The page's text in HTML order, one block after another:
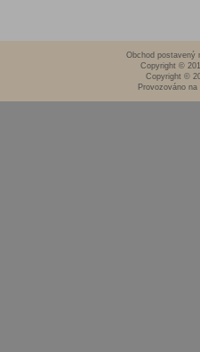
Obchod postavený
Copyright ©
Copyright ©
Provozováno